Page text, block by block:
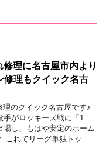
理に名古屋市内より
修理もクイック名古
のクイック名古屋です♪
手がロッキーズ戦に「1
し、もはや安定のホーム
これでリーグ単独トッ …